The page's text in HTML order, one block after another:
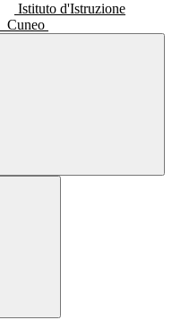
Istituto d'Istruzione
Cuneo